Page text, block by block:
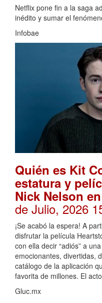
Netflix pone fin a la saga
inédito y sumar el
Infobae
Quién es Kit
estatura y
Nick Nelson
de Julio, 2026
¡Se acabó la espera! A
disfrutar la película
con ella decir “adiós” a
emocionantes, divertidas,
catálogo de la aplicación
favorita de millones. El
Gluc.mx